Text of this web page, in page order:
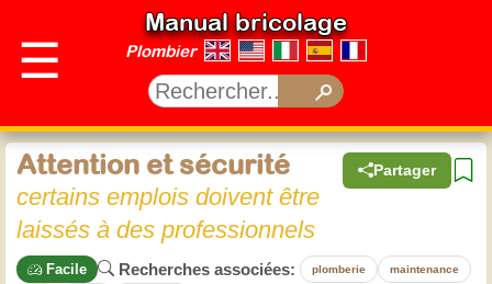
☰
Manual bricolage
Plombier
Partager
Attention et sécurité
certains emplois doivent être
laissés à des professionnels
Facile Recherches associées: plomberie maintenance